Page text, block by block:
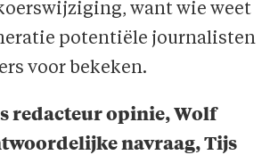
want wie weet
potentiële journalisten
voor bekeken.
redacteur opinie, Wolf
navraag, Tijs